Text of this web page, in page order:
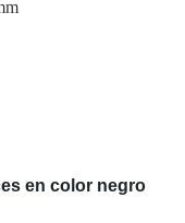
en color negro